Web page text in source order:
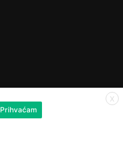
X
Prihvaćam